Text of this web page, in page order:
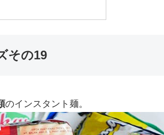
その19
のインスタント麺。